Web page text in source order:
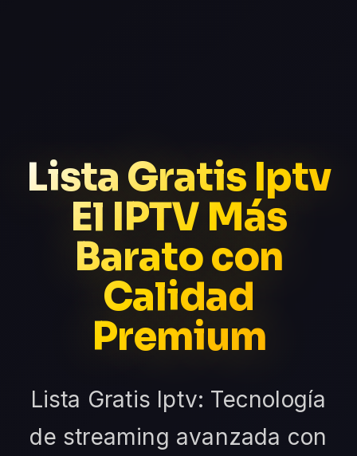
Lista Gratis Iptv
El IPTV Más
Barato con
Calidad
Premium
Lista Gratis Iptv: Tecnología
de streaming avanzada con